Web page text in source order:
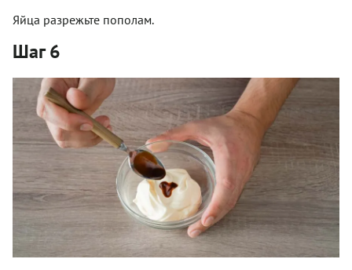
Яйца разрежьте пополам.
Шаг 6